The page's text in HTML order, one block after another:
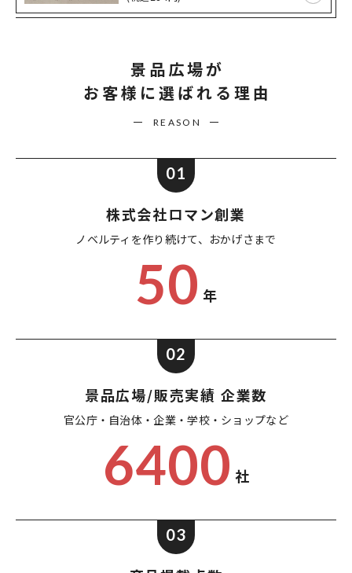
景品広場が
お客様に選ばれる理由
REASON
01
株式会社ロマン創業
ノベルティを作り続けて、 おかげさまで
50 年
02
景品広場/販売実績 企業数
官公庁・自治体・企業・学校・ショップなど
6400 社
03